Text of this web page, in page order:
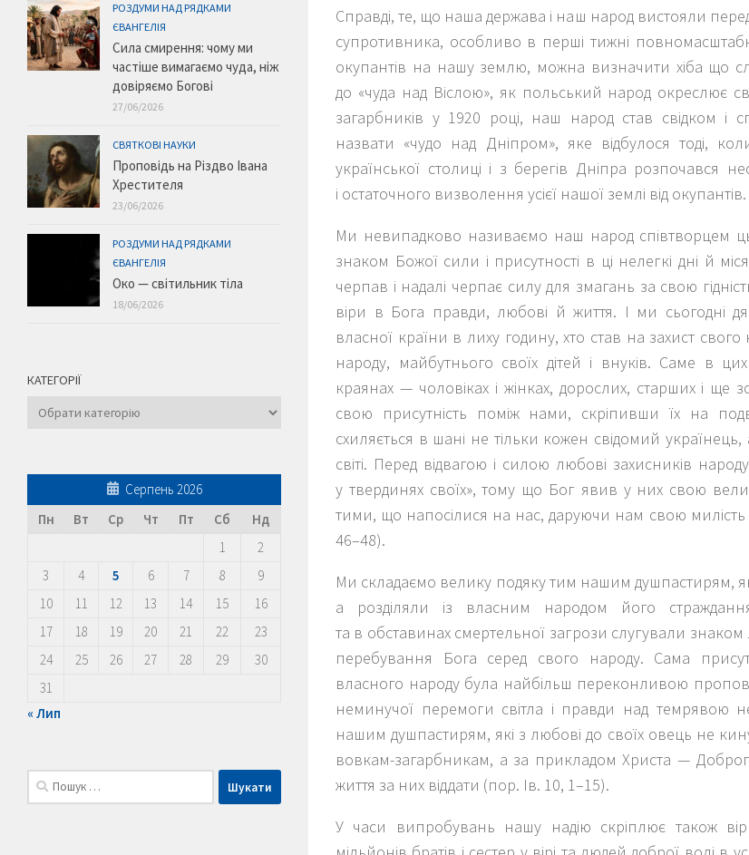
Справді, те, що наша держава і наш народ вистояли
супротивника, особливо в перші тижні
окупантів на нашу землю, можна визначити хіба що
до «чуда над Віслою», як польський народ окреслює
загарбників у 1920 році, наш народ став свідком і
назвати «чудо над Дніпром», яке відбулося тоді,
української столиці і з берегів Дніпра розпочався
і остаточного визволення усієї нашої землі від окупантів.
Ми невипадково називаємо наш народ співтворцем
знаком Божої сили і присутності в ці нелегкі дні й
черпав і надалі черпає силу для змагань за свою
віри в Бога правди, любові й життя. І ми сьогодні
власної країни в лиху годину, хто став на захист свого
народу, майбутнього своїх дітей і внуків. Саме в
краянах — чоловіках і жінках, дорослих, старших і ще
свою присутність поміж нами, скріпивши їх на
схиляється в шані не тільки кожен свідомий
світі. Перед відвагою і силою любові захисників
у твердинях своїх», тому що Бог явив у них свою
тими, що напосілися на нас, даруючи нам свою милість
46–48).
Ми складаємо велику подяку тим нашим душпастирям,
а розділяли із власним народом його
та в обставинах смертельної загрози слугували
перебування Бога серед свого народу. Сама
власного народу була найбільш переконливою
неминучої перемоги світла і правди над темрявою
нашим душпастирям, які з любові до своїх овець не
вовкам-загарбникам, а за прикладом Христа —
життя за них віддати (пор. Ів. 10, 1–15).
У часи випробувань нашу надію скріплює також
РОЗДУМИ НАД РЯДКАМИ
ЄВАНГЕЛІЯ
Сила смирення: чому ми
частіше вимагаємо чуда, ніж
довіряємо Богові
27/06/2026
СВЯТКОВІ НАУКИ
Проповідь на Різдво Івана
Хрестителя
23/06/2026
РОЗДУМИ НАД РЯДКАМИ
ЄВАНГЕЛІЯ
Око — світильник тіла
18/06/2026
КАТЕГОРІЇ
Категорії
Серпень 2026
Пн
Вт Ср Чт Пт Сб
Нд
1
2
3
4 5 6 7 8
9
10
11 12 13 14 15
16
17
18 19 20 21 22
23
24
25 26 27 28 29
30
31
« Лип
Пошук: